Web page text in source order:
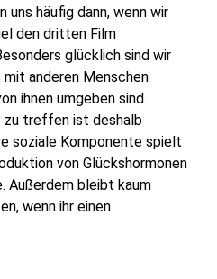
uns häufig dann, wenn wir
den dritten Film
glücklich sind wir
mit anderen Menschen
ihnen umgeben sind.
zu treffen ist deshalb
soziale Komponente spielt
von Glückshormonen
Außerdem bleibt kaum
wenn ihr einen